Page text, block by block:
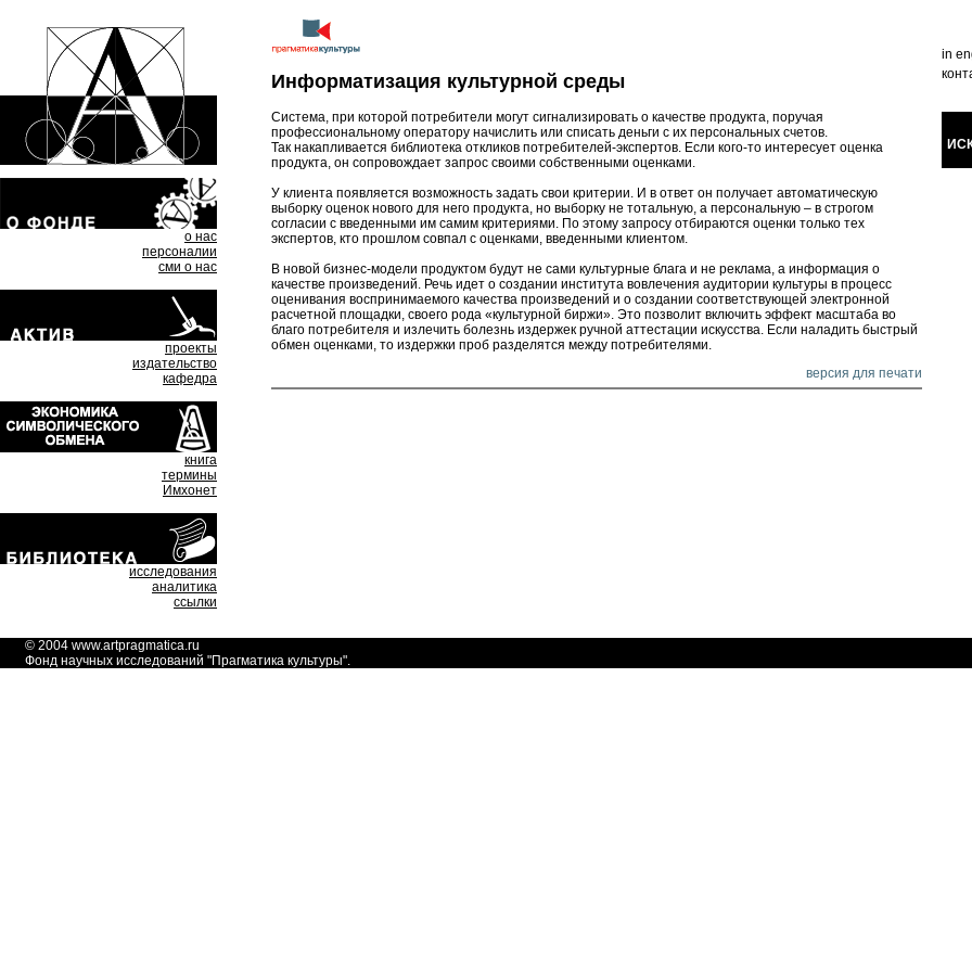
о нас
персоналии
сми о нас
проекты
издательство
кафедра
книга
термины
Имхонет
исследования
аналитика
ссылки
Информатизация культурной среды
Система, при которой потребители могут сигнализировать о качестве продукта, поручая
профессиональному оператору начислить или списать деньги с их персональных счетов.
Так накапливается библиотека откликов потребителей-экспертов. Если кого-то интересует оценка
продукта, он сопровождает запрос своими собственными оценками.
У клиента появляется возможность задать свои критерии. И в ответ он получает автоматическую
выборку оценок нового для него продукта, но выборку не тотальную, а персональную – в строгом
согласии с введенными им самим критериями. По этому запросу отбираются оценки только тех
экспертов, кто прошлом совпал с оценками, введенными клиентом.
В новой бизнес-модели продуктом будут не сами культурные блага и не реклама, а информация о
качестве произведений. Речь идет о создании института вовлечения аудитории культуры в процесс
оценивания воспринимаемого качества произведений и о создании соответствующей электронной
расчетной площадки, своего рода «культурной биржи». Это позволит включить эффект масштаба во
благо потребителя и излечить болезнь издержек ручной аттестации искусства. Если наладить быстрый
обмен оценками, то издержки проб разделятся между потребителями.
версия для печати
in
© 2004 www.artpragmatica.ru
Фонд научных исследований "Прагматика культуры".